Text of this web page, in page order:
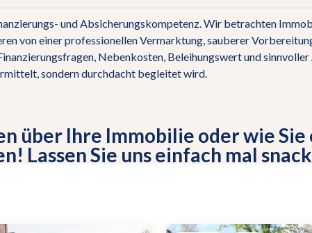
und Absicherungskompetenz. Wir betrachten
von einer professionellen Vermarktung, sauberer
Nebenkosten, Beleihungswert und
sondern durchdacht begleitet wird.
über Ihre Immobilie oder wie Sie
Lassen Sie uns einfach mal